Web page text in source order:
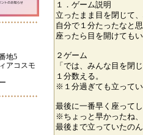
子育て応援フェスタ
2013
POIおじさ
登録
減災教室2016 災害時に役立
１．ゲーム説明
立ったまま目を閉じて
自分で１分たったなと
座ったら目を開けても
２ゲーム
「では、みんな目を閉
１分数える。
※１分過ぎても立って
最後に一番早く座って
※ちょっと早かったね
最後まで立っていたの
地5
アコスモ